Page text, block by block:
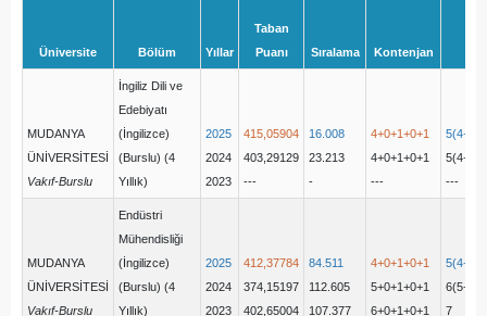
Üniversite Bölüm Yıllar
Taban
Puanı
Sıralama Kontenjan
MUDANYA
ÜNİVERSİTESİ
Vakıf-Burslu
İngiliz Dili ve
Edebiyatı
(İngilizce)
(Burslu) (4
Yıllık)
2025
2024
2023
415,05904
403,29129
---
16.008
23.213
-
4+0+1+0+1
4+0+1+0+1
---
---
MUDANYA
ÜNİVERSİTESİ
Vakıf-Burslu
Endüstri
Mühendisliği
(İngilizce)
(Burslu) (4
Yıllık)
2025
2024
2023
412,37784
374,15197
402,65004
84.511
112.605
107.377
4+0+1+0+1
5+0+1+0+1
6+0+1+0+1
7